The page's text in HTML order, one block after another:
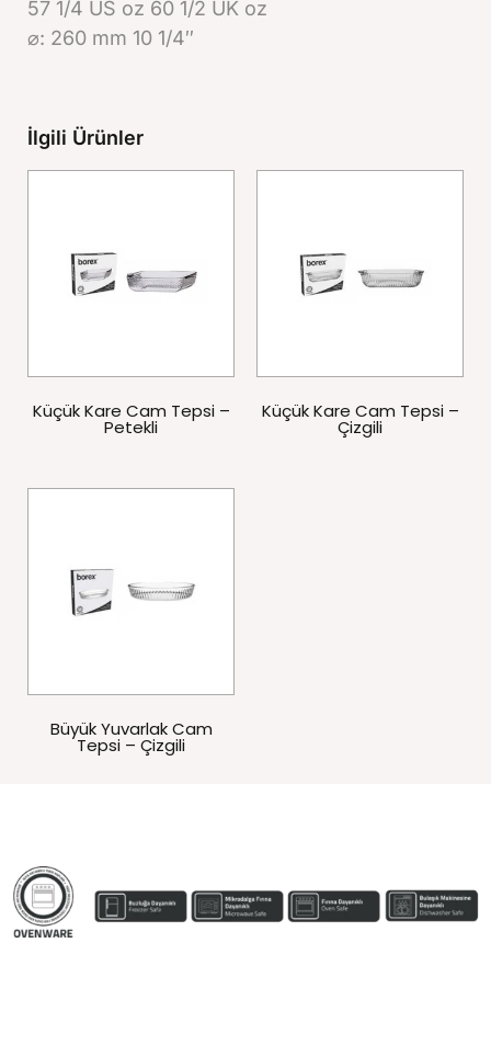
57 1/4 US oz 60 1/2 UK oz
⌀: 260 mm 10 1/4″
İlgili Ürünler
Küçük Kare Cam Tepsi –
Petekli
Küçük Kare Cam Tepsi –
Çizgili
Büyük Yuvarlak Cam
Tepsi – Çizgili